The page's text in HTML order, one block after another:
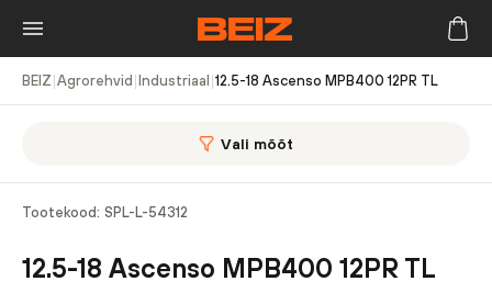
BEIZ Agrorehvid Industriaal 12.5-18 Ascenso MPB400 12PR TL
Vali mõõt
Tootekood: SPL-L-54312
12.5-18 Ascenso MPB400 12PR TL